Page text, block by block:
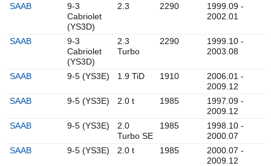
SAAB
9-3
Cabriolet
(YS3D)
2.3 2290
1999.09 -
2002.01
SAAB
9-3
Cabriolet
(YS3D)
2.3
Turbo
2290
1999.10 -
2003.08
SAAB 9-5 (YS3E) 1.9 TiD 1910
2006.01 -
2009.12
SAAB
9-5 (YS3E) 2.0 t 1985
1997.09 -
2009.12
SAAB
9-5 (YS3E)
2.0
Turbo SE
1985
1998.10 -
2000.07
SAAB
9-5 (YS3E) 2.0 t 1985
2000.07 -
2009.12